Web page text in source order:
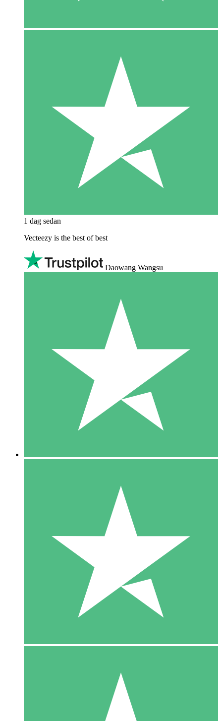
1 dag sedan
Vecteezy is the best of best
Daowang Wangsu